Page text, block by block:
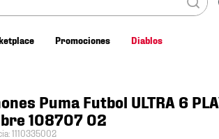
Promociones Diablos
Puma Futbol ULTRA 6
108707 02
:1110335002